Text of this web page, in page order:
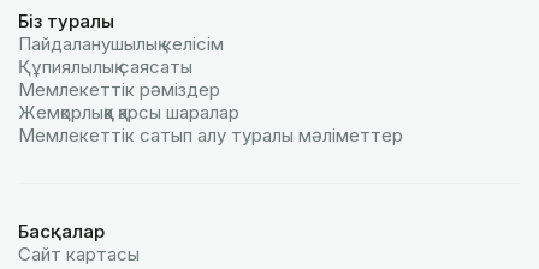
Біз туралы
Пайдаланушылық келiciм
Құпиялылық саясаты
Мемлекеттік рәміздер
Жемқорлыққа қарсы шаралар
Мемлекеттік сатып алу туралы мәлiметтер
Басқалар
Сайт картасы